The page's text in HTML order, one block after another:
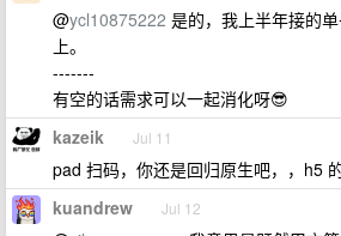
@ycl10875222 是的，我上半年接的
上。
-------
有空的话需求可以一起消化呀😎
kazeik Jul 11
pad 扫码，你还是回归原生吧，，h5
kuandrew Jul 12